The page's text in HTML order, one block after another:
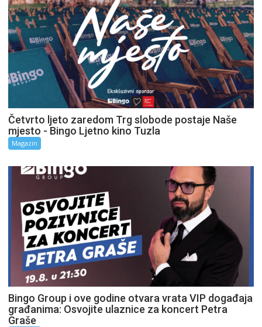
Četvrto ljeto zaredom Trg slobode postaje Naše
mjesto - Bingo Ljetno kino Tuzla
Magazin
Bingo Group i ove godine otvara vrata VIP događaja
građanima: Osvojite ulaznice za koncert Petra
Graše